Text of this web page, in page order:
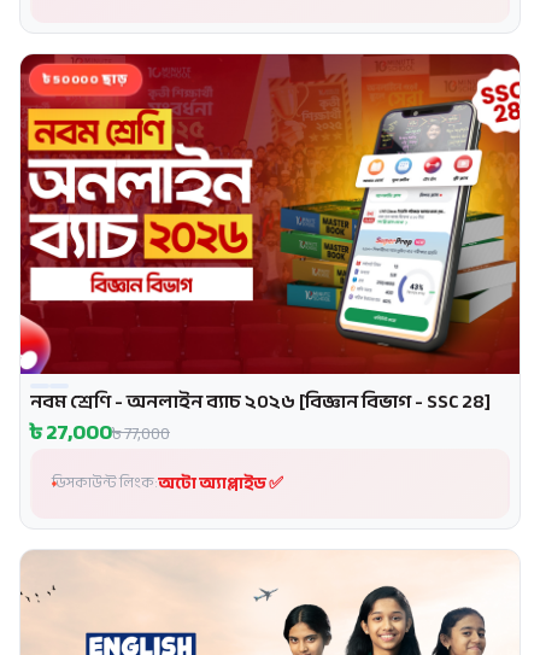
৳50000 ছাড়
প্রোমো
নবম শ্রেণি - অনলাইন ব্যাচ ২০২৬ [বিজ্ঞান বিভাগ - SSC 28]
৳27,000৳77,000
ডিসকাউন্ট লিংক:অটো অ্যাপ্লাইড ✅